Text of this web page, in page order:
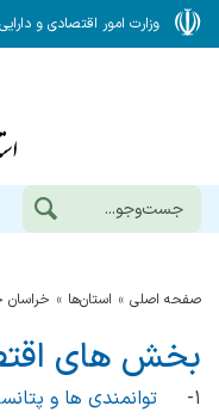
وزارت امور اقتصادی و دارایی
صفحه اصلی استان‌ها خراسان
بخش های
۱-
توانمندی ها و